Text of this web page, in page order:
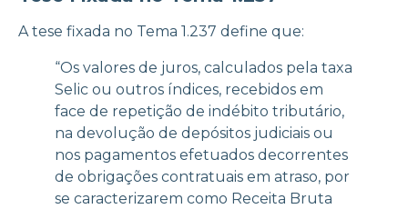
A tese fixada no Tema 1.237 define que:
“Os valores de juros, calculados pela taxa
Selic ou outros índices, recebidos em
face de repetição de indébito tributário,
na devolução de depósitos judiciais ou
nos pagamentos efetuados decorrentes
de obrigações contratuais em atraso, por
se caracterizarem como Receita Bruta